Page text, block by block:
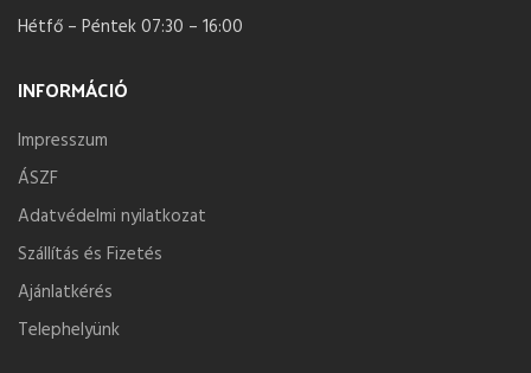
Hétfő – Péntek 07:30 – 16:00
INFORMÁCIÓ
Impresszum
ÁSZF
Adatvédelmi nyilatkozat
Szállítás és Fizetés
Ajánlatkérés
Telephelyünk